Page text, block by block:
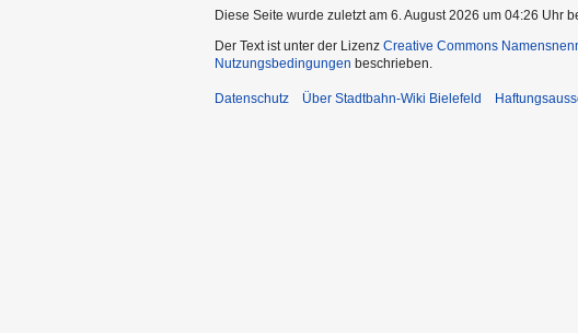
Diese Seite wurde zuletzt am 6. August 2026 um 04:26 Uhr
Der Text ist unter der Lizenz Creative Commons
Nutzungsbedingungen beschrieben.
Datenschutz Über Stadtbahn-Wiki Bielefeld